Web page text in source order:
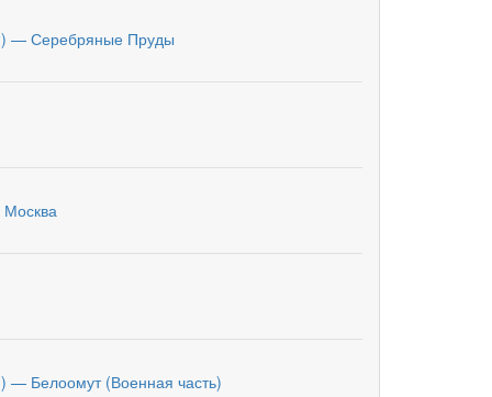
— Серебряные Пруды
— Белоомут (Военная часть)